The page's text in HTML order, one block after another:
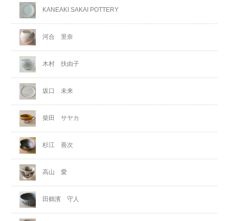
KANEAKI SAKAI POTTERY
河合 里奈
木村 扶由子
坂口 未来
柴田 サヤカ
杉江 善次
高山 愛
田鶴濱 守人